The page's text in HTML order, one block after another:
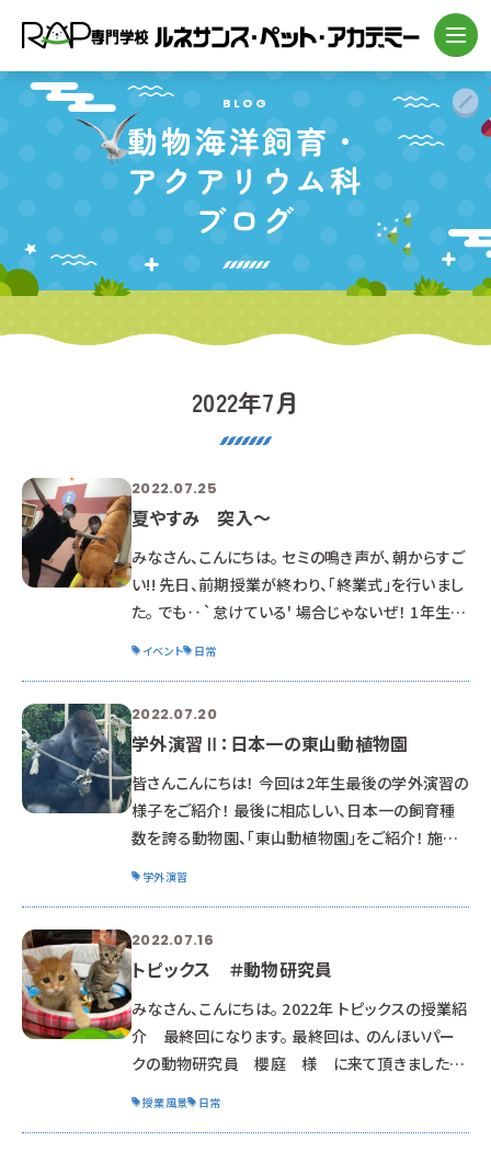
BLOG
動物海洋飼育・
アクアリウム科
ブログ
2022年7月
2022.07.25
夏やすみ 突入～
みなさん、こんにちは。 セミの鳴き声が、朝からすご
い!! 先日、前期授業が終わり、「終業式」を行いまし
た。 でも‥`怠けている' 場合じゃないぜ！ 1年生は
物業界を目指す学生へ という事で カラーズの佐久
間 社長より お話を頂きました。 動物業界を目指し
たきっかけを 改めて考えて！ と、引き締まる
イベント 日常
2022.07.20
学外演習Ⅱ：日本一の東山動植物園
皆さんこんにちは！ 今回は2年生最後の学外演習の
様子をご紹介！ 最後に相応しい、日本一の飼育種
数を誇る動物園、「東山動植物園」をご紹介！ 施設
メディアで取り上げられて有名になっている施設で
もあります。 園内はとてつもなく広い！ じっくり見る
と1日では到底足りないほど…！ 元気よく、さっそく
自由見学開始！！ メインでない所に、静かにたたず
む石
学外演習
2022.07.16
トピックス ＃動物研究員
みなさん、こんにちは。 2022年 トピックスの授業紹
介 最終回になります。 最終回は、 のんほいパー
クの動物研究員 櫻庭 様 に来て頂きました。
授業風景 日常